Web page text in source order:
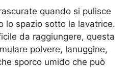
quando si pulisce
lo spazio sotto la lavatrice.
da raggiungere, questa
polvere, lanuggine,
sporco umido che può